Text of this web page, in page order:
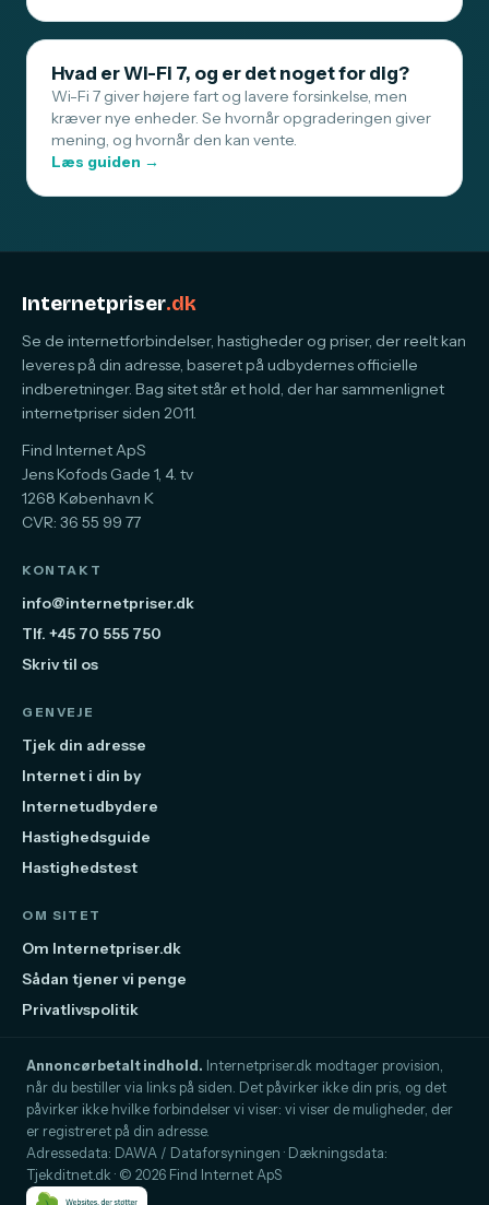
Hvad er Wi-Fi 7, og er det noget for dig?
Wi-Fi 7 giver højere fart og lavere forsinkelse, men
kræver nye enheder. Se hvornår opgraderingen giver
mening, og hvornår den kan vente.
Læs guiden →
Internetpriser.dk
Se de internetforbindelser, hastigheder og priser, der reelt kan
leveres på din adresse, baseret på udbydernes officielle
indberetninger. Bag sitet står et hold, der har sammenlignet
internetpriser siden 2011.
Find Internet ApS
Jens Kofods Gade 1, 4. tv
1268 København K
CVR: 36 55 99 77
KONTAKT
info@internetpriser.dk
Tlf. +45 70 555 750
Skriv til os
GENVEJE
Tjek din adresse
Internet i din by
Internetudbydere
Hastighedsguide
Hastighedstest
OM SITET
Om Internetpriser.dk
Sådan tjener vi penge
Privatlivspolitik
Annoncørbetalt indhold. Internetpriser.dk modtager provision,
når du bestiller via links på siden. Det påvirker ikke din pris, og det
påvirker ikke hvilke forbindelser vi viser: vi viser de muligheder, der
er registreret på din adresse.
Adressedata: DAWA / Dataforsyningen · Dækningsdata:
Tjekditnet.dk · © 2026 Find Internet ApS